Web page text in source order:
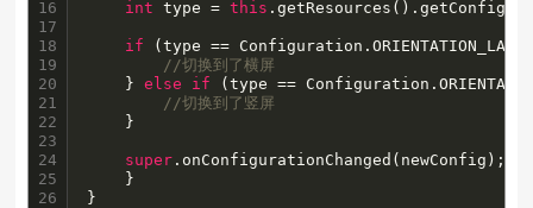
16
17
18
19
20
21
22
23
24
25
26
int type = this
if (type ==
//切换到了横屏
	}
else if (type ==
//切换到了竖屏
super .onConfigurationChanged(newConfig);
    }
}